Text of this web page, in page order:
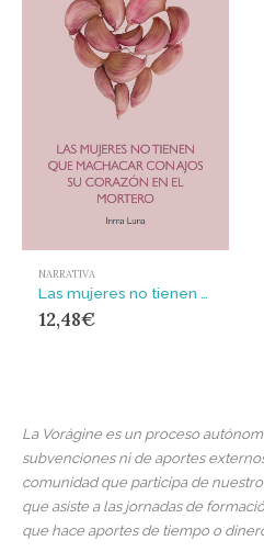
NARRATIVA
12,48€
La Vorágine es un proceso
subvenciones ni de aportes
comunidad que participa de
que asiste a las jornadas de
que hace aportes de tiempo o